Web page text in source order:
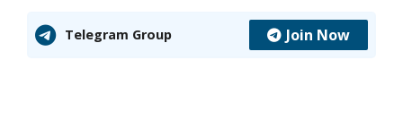
Telegram Group Join Now